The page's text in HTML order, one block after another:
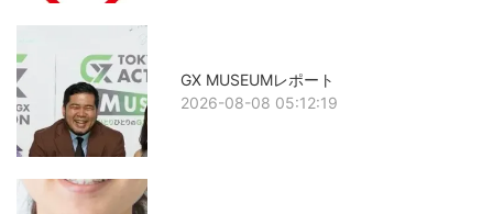
GX MUSEUMレポート
2026-08-08 05:12:19